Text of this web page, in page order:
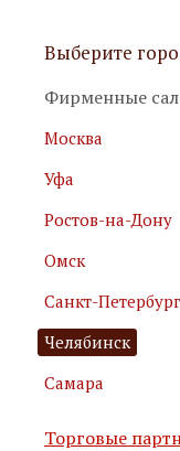
Я принимаю
Я соглашаюсь с
данных
Выберите
Фирменные
Москва
Уфа
Ростов-на-Дону
Омск
Санкт-Петербург
Челябинск
Самара
Торговые